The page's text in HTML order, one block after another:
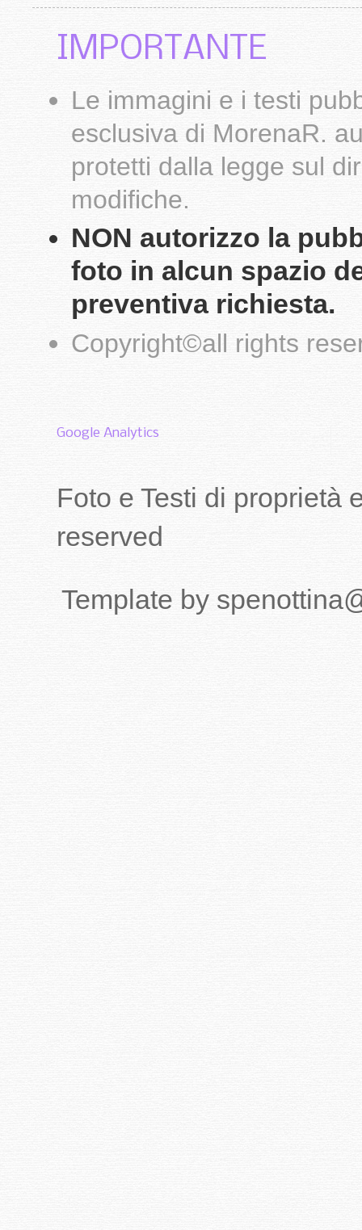
IMPORTANTE
Le immagini e i testi
esclusiva di MorenaR.
protetti dalla legge sul
modifiche.
NON autorizzo la
foto in alcun spazio
preventiva richiesta.
Copyright©all rights
Google Analytics
Foto e Testi di proprietà
reserved
Template by